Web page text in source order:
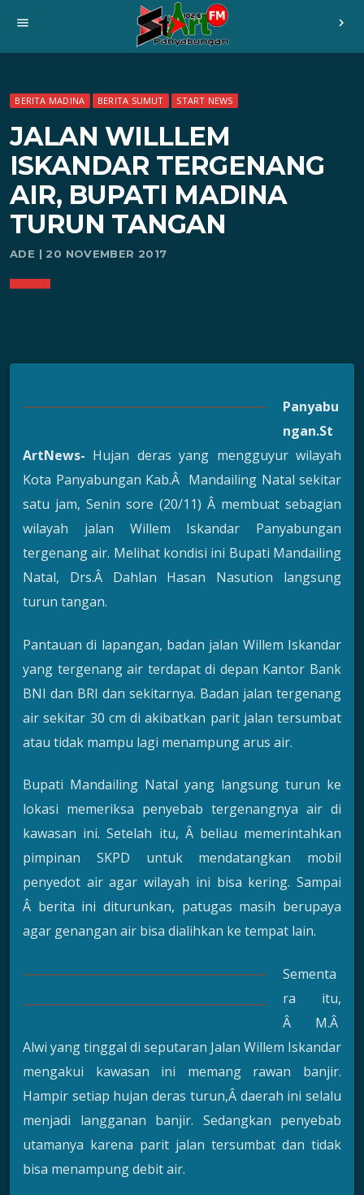
menu chevron_right
BERITA MADINA BERITA SUMUT START NEWS
JALAN WILLLEM
ISKANDAR TERGENANG
AIR, BUPATI MADINA
TURUN TANGAN
ADE | 20 NOVEMBER 2017
Panyabu
ngan.St
ArtNews- Hujan deras yang mengguyur wilayah
Kota Panyabungan Kab.Â Mandailing Natal sekitar
satu jam, Senin sore (20/11) Â membuat sebagian
wilayah jalan Willem Iskandar Panyabungan
tergenang air. Melihat kondisi ini Bupati Mandailing
Natal, Drs.Â Dahlan Hasan Nasution langsung
turun tangan.
Pantauan di lapangan, badan jalan Willem Iskandar
yang tergenang air terdapat di depan Kantor Bank
BNI dan BRI dan sekitarnya. Badan jalan tergenang
air sekitar 30 cm di akibatkan parit jalan tersumbat
atau tidak mampu lagi menampung arus air.
Bupati Mandailing Natal yang langsung turun ke
lokasi memeriksa penyebab tergenangnya air di
kawasan ini. Setelah itu, Â beliau memerintahkan
pimpinan SKPD untuk mendatangkan mobil
penyedot air agar wilayah ini bisa kering. Sampai
Â berita ini diturunkan, patugas masih berupaya
agar genangan air bisa dialihkan ke tempat lain.
Sementa
ra itu,
Â M.Â
Alwi yang tinggal di seputaran Jalan Willem Iskandar
mengakui kawasan ini memang rawan banjir.
Hampir setiap hujan deras turun,Â daerah ini selalu
menjadi langganan banjir. Sedangkan penyebab
utamanya karena parit jalan tersumbat dan tidak
bisa menampung debit air.